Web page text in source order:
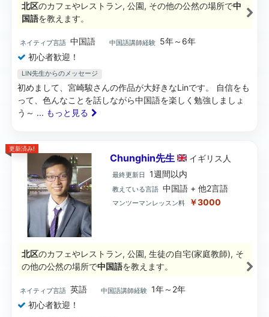
北区のカフェやレストラン, 公園, その他の公然の場所で中
国語を教えます。
ネイティブ言語 中国語 中国語講師経験
5年～6年
初心者歓迎！
LIN先生からのメッセージ
初めまして、宮崎駿さんの作品が大好きなLinです。 自信をも
って、色んなことを話しながら中国語を楽しく勉強しましょ
う～ ... もっと見る
更新済み!
Chunghin先生 イギリス 人
最終更新日 1週間以内
教えている言語 中国語 + 他2言語
マンツーマンレッスン料 ￥3000
北区のカフェやレストラン, 公園, 生徒の自宅(家庭教師), そ
の他の公然の場所で中国語を教えます。
ネイティブ言語 英語 中国語講師経験 1年～2年
初心者歓迎！